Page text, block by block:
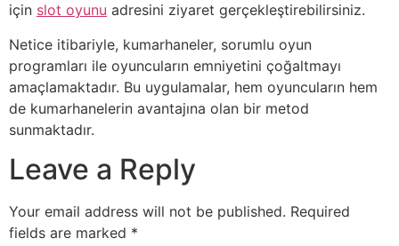
için slot oyunu adresini ziyaret gerçekleştirebilirsiniz.
Netice itibariyle, kumarhaneler, sorumlu oyun
programları ile oyuncuların emniyetini çoğaltmayı
amaçlamaktadır. Bu uygulamalar, hem oyuncuların hem
de kumarhanelerin avantajına olan bir metod
sunmaktadır.
Leave a Reply
Your email address will not be published. Required
fields are marked *